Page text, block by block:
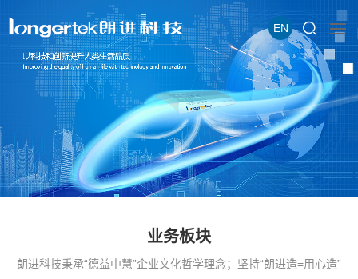
EN
业务板块
朗进科技秉承“德益中慧”企业文化哲学理念；坚持“朗进造=用心造”